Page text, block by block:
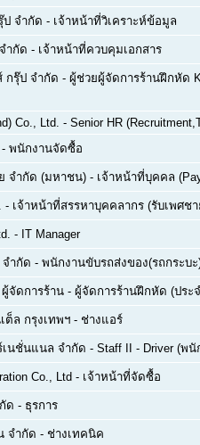
ป จำกัด - เจ้าหน้าที่วิเคราะห์ข้อมูล
ำกัด - เจ้าหน้าที่ควบคุมเอกสาร
กรุ๊ป จำกัด - ผู้ช่วยผู้จัดการร้านฝึกหัด
Co., Ltd. - Senior HR
- พนักงานจัดซื้อ
จำกัด (มหาชน) - เจ้าหน้าที่บุคคล
- เจ้าหน้าที่สรรหาบุคคลากร (รับเพศช
- IT Manager
ำกัด - พนักงานขับรถส่งของ(รถกระบะ
ผู้จัดการร้าน - ผู้จัดการร้านฝึกหัด (ประ
ต็ล กรุงเทพฯ - ช่างแอร์
เนชั่นแนล จำกัด - Staff II - Driver (พ
Co., Ltd - เจ้าหน้าที่จัดซื้อ
ด - ธุรการ
จำกัด - ช่างเทคนิค